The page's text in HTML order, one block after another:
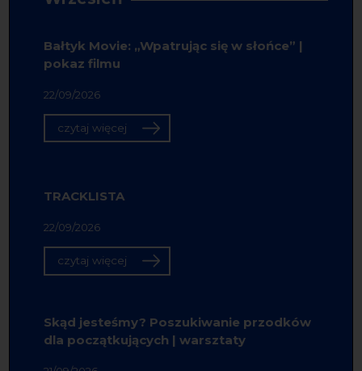
Bałtyk Movie: „Wpatrując się w słońce” |
pokaz filmu
22/09/2026
czytaj więcej
TRACKLISTA
22/09/2026
czytaj więcej
Skąd jesteśmy? Poszukiwanie przodków
dla początkujących | warsztaty